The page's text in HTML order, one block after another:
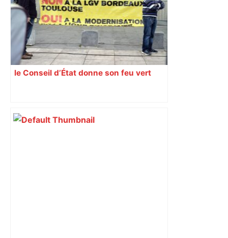
le Conseil d’État donne son feu vert